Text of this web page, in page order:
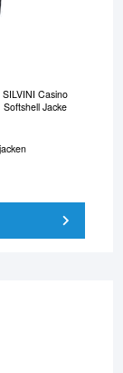
SILVINI Casino
Softshell Jacke